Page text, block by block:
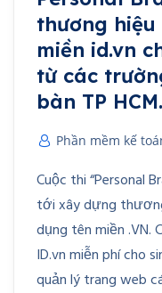
thương
miền id.vn
từ các
bàn TP HCM.
Phần mềm kế
Cuộc thi “Personal
tới xây dựng
dụng tên miền .VN.
ID.vn miễn phí cho
quản lý trang web